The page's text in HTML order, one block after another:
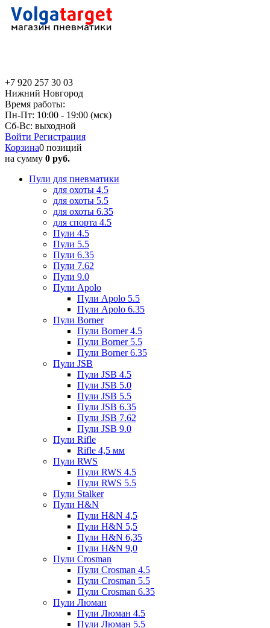
+7 920 257 30 03
Нижний Новгород
Время работы:
Пн-Пт: 10:00 - 19:00 (мск)
Сб-Вс: выходной
Войти Регистрация
Корзина0 позиций
на сумму 0 руб.
Пули для пневматики
для охоты 4.5
для охоты 5.5
для охоты 6.35
для спорта 4.5
Пули 4.5
Пули 5.5
Пули 6.35
Пули 7.62
Пули 9.0
Пули Apolo
Пули Apolo 5.5
Пули Apolo 6.35
Пули Borner
Пули Borner 4.5
Пули Borner 5.5
Пули Borner 6.35
Пули JSB
Пули JSB 4.5
Пули JSB 5.0
Пули JSB 5.5
Пули JSB 6.35
Пули JSB 7.62
Пули JSB 9.0
Пули Rifle
Rifle 4,5 мм
Пули RWS
Пули RWS 4.5
Пули RWS 5.5
Пули Stalker
Пули H&N
Пули H&N 4,5
Пули H&N 5,5
Пули H&N 6,35
Пули H&N 9,0
Пули Crosman
Пули Crosman 4.5
Пули Crosman 5.5
Пули Crosman 6.35
Пули Люман
Пули Люман 4.5
Пули Люман 5.5